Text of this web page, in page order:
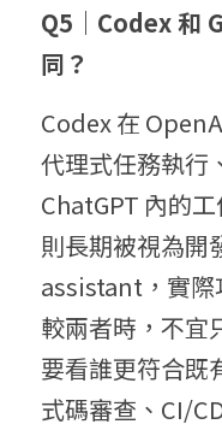
Q5｜Codex 和
同？
Codex 在
代理式任務執行
ChatGPT 內的
則長期被視為開
assistant，實際
較兩者時，不宜
要看誰更符合既
式碼審查、CI/